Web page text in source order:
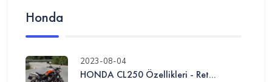
Honda
2023-08-04
HONDA CL250 Özellikleri - Ret...